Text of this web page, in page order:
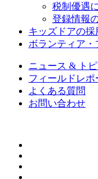
税制優遇
登録情報
キッズドアの採
ボランティア・
ニュース & ト
フィールドレポ
よくある質問
お問い合わせ